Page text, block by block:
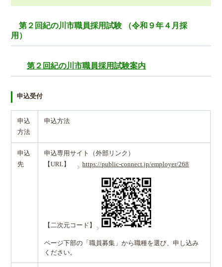
第２回紀の川市職員採用試験 （令和９年４月採
用）
第２回紀の川市職員採用試験案内
申込受付
申込
方法
申込方法
申込
先
申込専用サイト（外部リンク）
【URL】
https://public-connect.jp/employer/268
【二次元コード】
ページ下部の「職員募集」から職種を選び、申し込み
ください。